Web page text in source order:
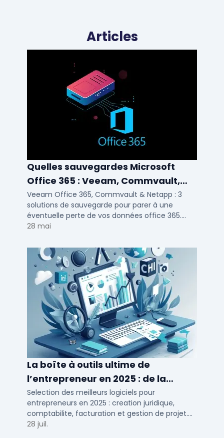
Articles
Quelles sauvegardes Microsoft
Office 365 : Veeam, Commvault,
Netapp
Veeam Office 365, Commvault & Netapp : 3
solutions de sauvegarde pour parer à une
éventuelle perte de vos données office 365.
Voici notre ...
28 mai
La boîte à outils ultime de
l’entrepreneur en 2025 : de la
création à la gestion
Selection des meilleurs logiciels pour
entrepreneurs en 2025 : creation juridique,
comptabilite, facturation et gestion de projet.
Outils adaptes aux TPE, PME et independants en
28 juil.